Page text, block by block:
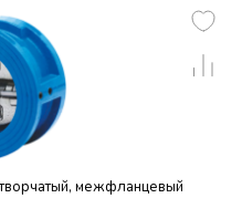
межфланцевый